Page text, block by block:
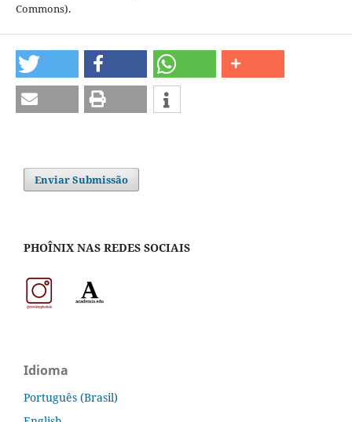
Commons).
Enviar Submissão
PHOÎNIX NAS REDES SOCIAIS
Idioma
Português (Brasil)